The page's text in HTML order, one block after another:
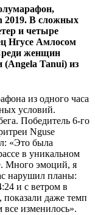
2019. В сложных
и четыре
Нгусе Амлосом
женщин
(Angela Tanui) из
из одного часа
условий.
Победитель 6-го
Nguse
«Это была
в уникальном
Много эмоций, я
нарушил планы:
и с ветром в
показали даже темп
изменилось».